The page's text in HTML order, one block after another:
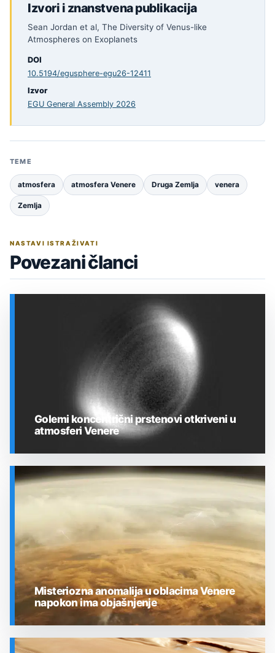
Izvori i znanstvena publikacija
Sean Jordan et al, The Diversity of Venus-like
Atmospheres on Exoplanets
DOI
10.5194/egusphere-egu26-12411
Izvor
EGU General Assembly 2026
TEME
atmosfera atmosfera Venere Druga Zemlja venera
Zemlja
NASTAVI ISTRAŽIVATI
Povezani članci
SVEMIR
Golemi koncentrični prstenovi otkriveni u
atmosferi Venere
Misteriozna anomalija u oblacima Venere
napokon ima objašnjenje